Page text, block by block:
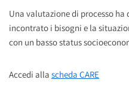
Una valutazione di processo
incontrato i bisogni e la
con un basso status
Accedi alla scheda CARE